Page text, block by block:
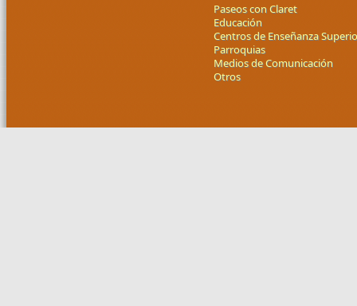
Paseos con Claret
Educación
Centros de Enseñanza
Parroquias
Medios de Comunicación
Otros